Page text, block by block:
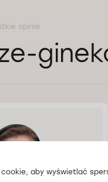
opinie
cookie, aby wyświetlać